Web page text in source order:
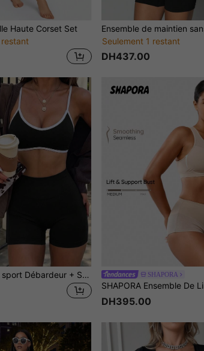
Haute Corset Set
Seulement 1 restant
DH437.00
Ensemble de sport Débardeur + Short, Leggings pour femmes, Gaine de contrôle du ventre, Coupe slim effet liftant, Léger et respirant, Tenue quotidienne, Costume d'Halloween pour femmes SHAPORA
DH395.00